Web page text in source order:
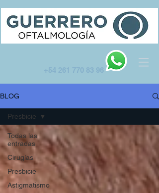
BLOG
Todas las
entradas
Cirugías
Presbicie
Astigmatismo
Presbicie